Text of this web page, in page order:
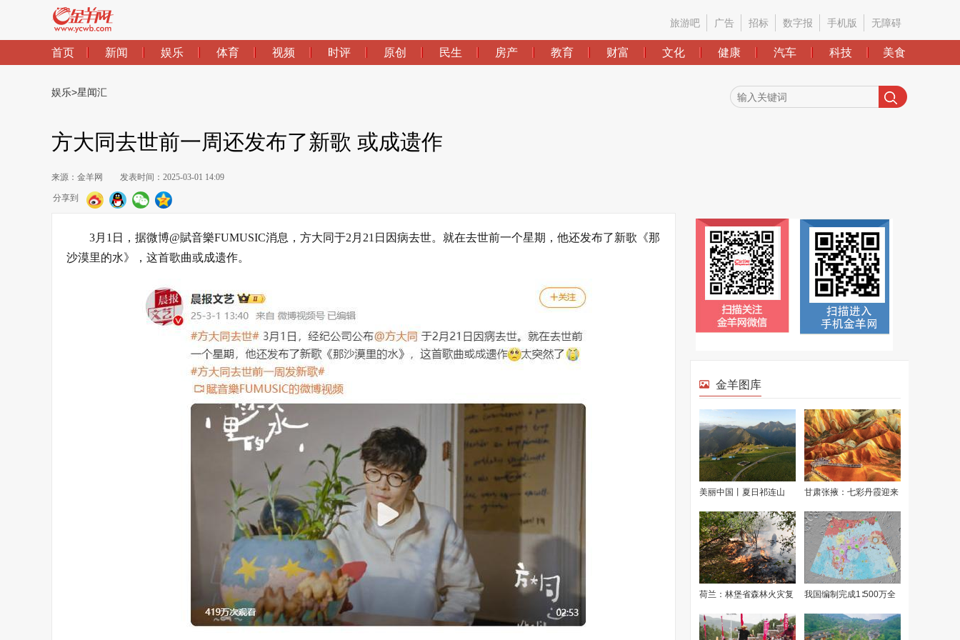
旅游吧 广告 招标 数字报 手机版 无障碍
首页 新闻 娱乐 体育 视频 时评 原创 民生 房产 教育 财富 文化 健康 汽车 科技 美食
娱乐>星闻汇
方大同去世前一周还发布了新歌 或成遗作
来源：金羊网 发表时间：2025-03-01 14:09
分享到
3月1日，据微博@賦音樂FUMUSIC消息，方大同于2月21日因病去世。就在去世前一个星期，他还发布了新歌《那
沙漠里的水》，这首歌曲或成遗作。